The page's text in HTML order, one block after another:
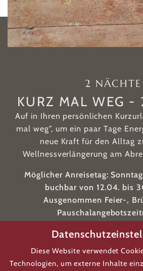
Diese Website verwendet
Technologien, um externe Inhalte
KURZ MAL WEG -
2 NÄCHTE
Auf in Ihren persönlichen
mal weg", um ein paar Tage
neue Kraft für den Alltag
Wellnessverlängerung am
Möglicher Anreisetag:
buchbar von 12.04. bis
Ausgenommen Feier-,